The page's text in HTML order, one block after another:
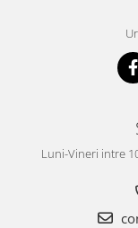
Luni-Vineri intre